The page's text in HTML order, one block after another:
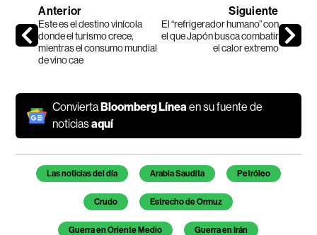
Anterior
Este es el destino vinícola
donde el turismo crece,
mientras el consumo mundial
de vino cae
Siguiente
El “refrigerador humano” con
el que Japón busca combatir
el calor extremo
ConviertaBloomberg Líneaen su fuente de
noticiasaquí
Temas de este artículo
Las noticias del día Arabia Saudita Petróleo
Crudo Estrecho de Ormuz
Guerra en Oriente Medio Guerra en Irán